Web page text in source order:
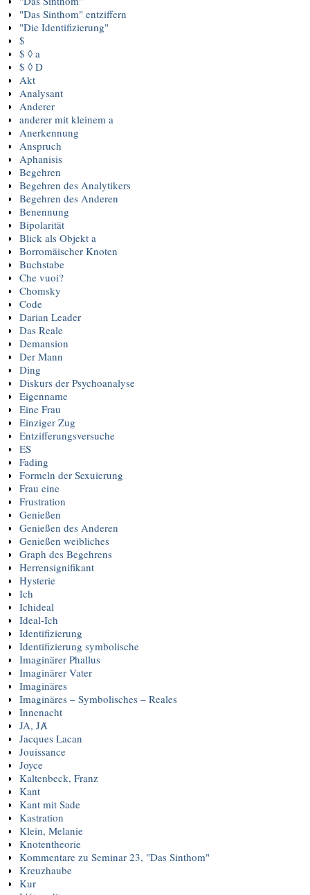
"Das Sinthom" entziffern
"Die Identifizierung"
$
$ ◊ a
$ ◊ D
Akt
Analysant
Anderer
anderer mit kleinem a
Anerkennung
Anspruch
Aphanisis
Begehren
Begehren des Analytikers
Begehren des Anderen
Benennung
Bipolarität
Blick als Objekt a
Borromäischer Knoten
Buchstabe
Che vuoi?
Chomsky
Code
Darian Leader
Das Reale
Demansion
Der Mann
Ding
Diskurs der Psychoanalyse
Eigenname
Eine Frau
Einziger Zug
Entzifferungsversuche
ES
Fading
Formeln der Sexuierung
Frau eine
Frustration
Genießen
Genießen des Anderen
Genießen weibliches
Graph des Begehrens
Herrensignifikant
Hysterie
Ich
Ichideal
Ideal-Ich
Identifizierung
Identifizierung symbolische
Imaginärer Phallus
Imaginärer Vater
Imaginäres
Imaginäres – Symbolisches – Reales
Innenacht
JA, JȺ
Jacques Lacan
Jouissance
Joyce
Kaltenbeck, Franz
Kant
Kant mit Sade
Kastration
Klein, Melanie
Knotentheorie
Kommentare zu Seminar 23, "Das Sinthom"
Kreuzhaube
Kur